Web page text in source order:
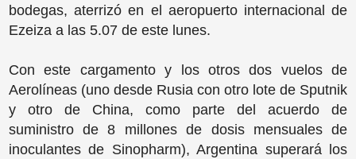
bodegas, aterrizó en el aeropuerto internacional de
Ezeiza a las 5.07 de este lunes.
Con este cargamento y los otros dos vuelos de
Aerolíneas (uno desde Rusia con otro lote de Sputnik
y otro de China, como parte del acuerdo de
suministro de 8 millones de dosis mensuales de
inoculantes de Sinopharm), Argentina superará los